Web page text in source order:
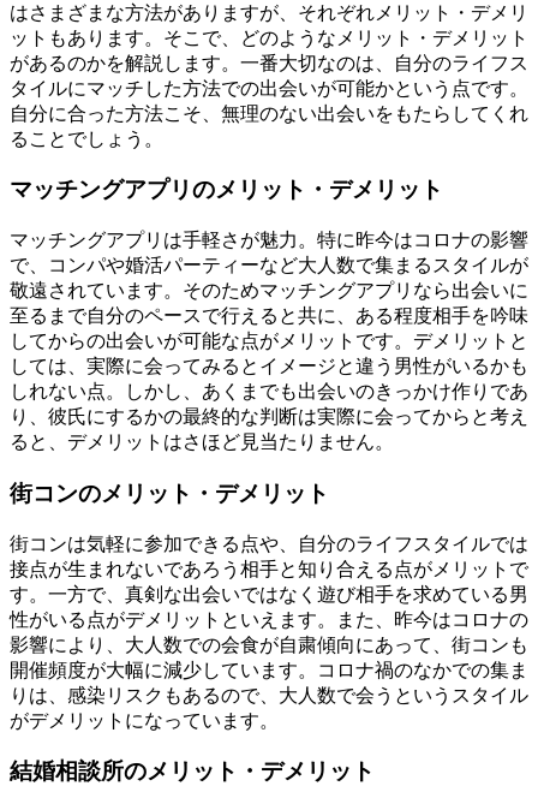
はさまざまな方法がありますが、それぞれメリット・デメリ
ットもあります。そこで、どのようなメリット・デメリット
があるのかを解説します。一番大切なのは、自分のライフス
タイルにマッチした方法での出会いが可能かという点です。
自分に合った方法こそ、無理のない出会いをもたらしてくれ
ることでしょう。
マッチングアプリのメリット・デメリット
マッチングアプリは手軽さが魅力。特に昨今はコロナの影響
で、コンパや婚活パーティーなど大人数で集まるスタイルが
敬遠されています。そのためマッチングアプリなら出会いに
至るまで自分のペースで行えると共に、ある程度相手を吟味
してからの出会いが可能な点がメリットです。デメリットと
しては、実際に会ってみるとイメージと違う男性がいるかも
しれない点。しかし、あくまでも出会いのきっかけ作りであ
り、彼氏にするかの最終的な判断は実際に会ってからと考え
ると、デメリットはさほど見当たりません。
街コンのメリット・デメリット
街コンは気軽に参加できる点や、自分のライフスタイルでは
接点が生まれないであろう相手と知り合える点がメリットで
す。一方で、真剣な出会いではなく遊び相手を求めている男
性がいる点がデメリットといえます。また、昨今はコロナの
影響により、大人数での会食が自粛傾向にあって、街コンも
開催頻度が大幅に減少しています。コロナ禍のなかでの集ま
りは、感染リスクもあるので、大人数で会うというスタイル
がデメリットになっています。
結婚相談所のメリット・デメリット